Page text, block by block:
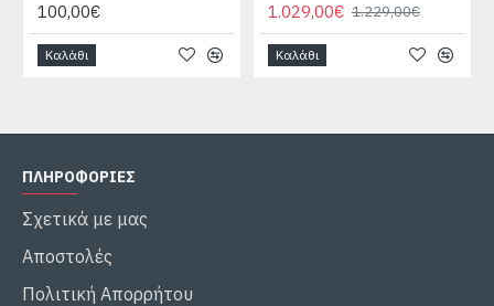
100,00€
Καλάθι
1.029,00€ 1.229,00€
Καλάθι
ΠΛΗΡΟΦΟΡΙΕΣ
Σχετικά με μας
Αποστολές
Πολιτική Απορρήτου